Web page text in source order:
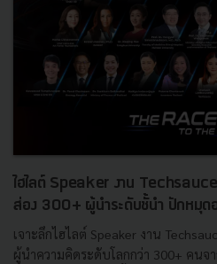
ไฮไลต์ Speaker งาน
ส่อง 300+ ผู้นำระดับชั้นำ ปักหมุด
เจาะลึกไฮไลต์ Speaker งาน
ผู้นำความคิดระดับโลกกว่า 300+ คนจา